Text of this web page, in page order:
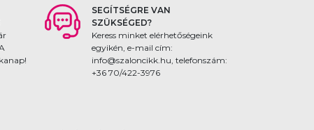
SEGÍTSÉGRE VAN
SZÜKSÉGED?
Keress minket elérhetőségeink
egyikén, e-mail cím:
info@szaloncikk.hu, telefonszám:
+36 70/422-3976